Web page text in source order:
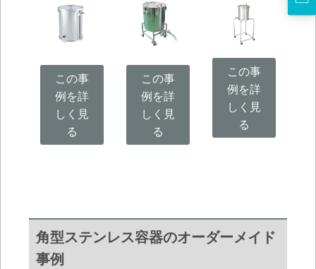
この事
例を詳
しく見
る
この事
例を詳
しく見
る
この事
例を詳
しく見
る
角型ステンレス容器のオーダーメイド
事例